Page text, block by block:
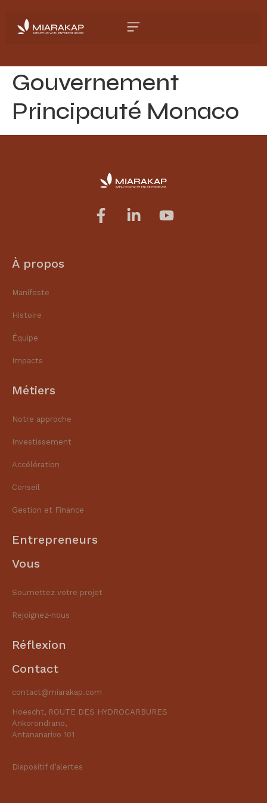
Gouvernement
Principauté Monaco
À propos
Manifeste
Histoire
Équipe
Impacts
Métiers
Notre approche
Investissement
Accélération
Conseil
Gestion et Finance​
Entrepreneurs
Vous
Soumettez votre projet
Rejoignez-nous
Réflexion
Contact
contact@miarakap.com
Hoescht, ROUTE DES HYDROCARBURES
Ankorondrano,
Antananarivo 101
Dispositif d’alertes